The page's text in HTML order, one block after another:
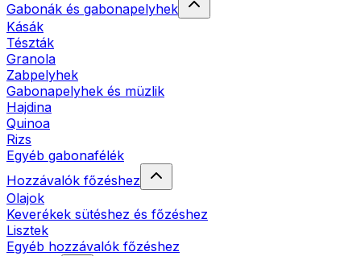
Gabonák és gabonapelyhek
Kásák
Tészták
Granola
Zabpelyhek
Gabonapelyhek és müzlik
Hajdina
Quinoa
Rizs
Egyéb gabonafélék
Hozzávalók főzéshez
Olajok
Keverékek sütéshez és főzéshez
Lisztek
Egyéb hozzávalók főzéshez